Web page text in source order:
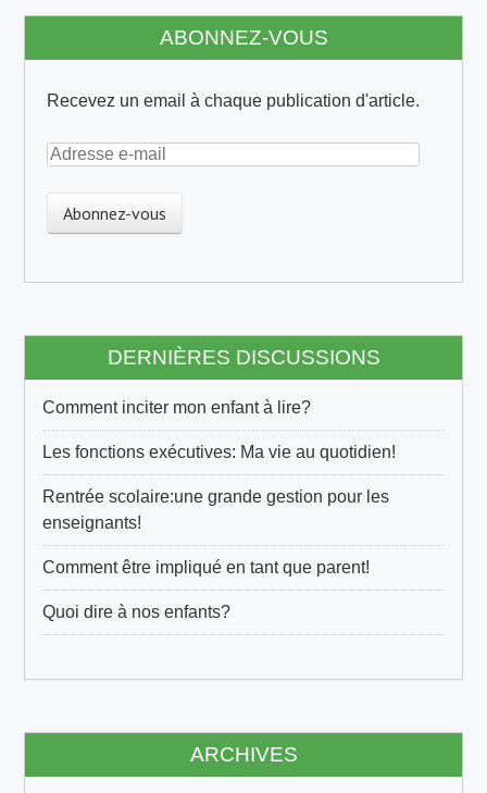
ABONNEZ-VOUS
Recevez un email à chaque publication d'article.
A
e
s
e
a
DERNIÈRES DISCUSSIONS
Comment inciter mon enfant à lire?
Les fonctions exécutives: Ma vie au quotidien!
Rentrée scolaire:une grande gestion pour les
enseignants!
Comment être impliqué en tant que parent!
Quoi dire à nos enfants?
ARCHIVES